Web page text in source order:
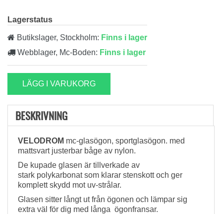
Lagerstatus
Butikslager, Stockholm: Finns i lager
Webblager, Mc-Boden: Finns i lager
LÄGG I VARUKORG
BESKRIVNING
VELODROM mc-glasögon, sportglasögon. med
mattsvart justerbar båge av nylon.
De kupade glasen är tillverkade av
stark polykarbonat som klarar stenskott och ger
komplett skydd mot uv-strålar.
Glasen sitter långt ut från ögonen och lämpar sig
extra väl för dig med långa ögonfransar.